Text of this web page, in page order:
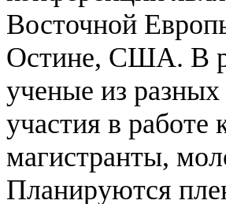
Восточной
Остине, США. В
ученые из
участия в
магистранты,
Планируются